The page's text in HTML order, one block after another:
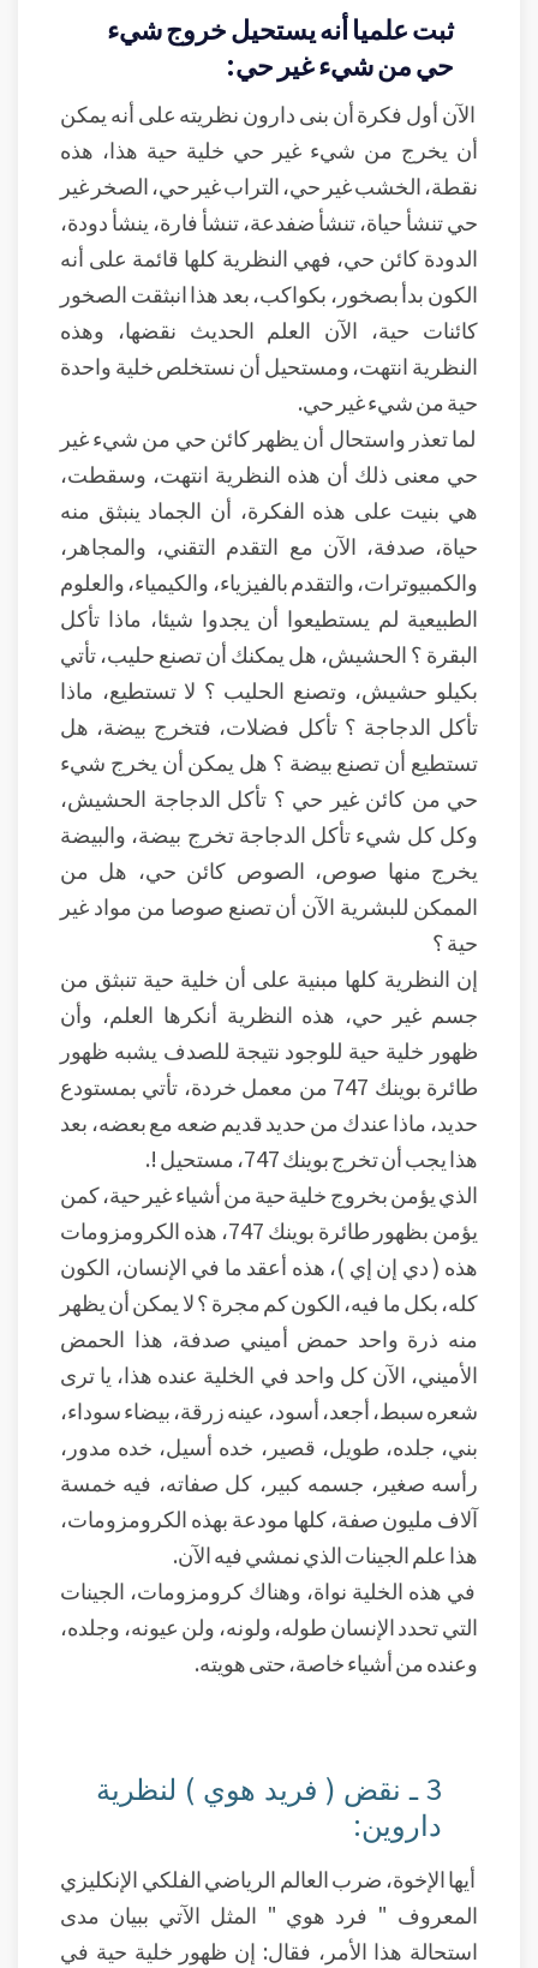
ثبت علميا أنه يستحيل خروج شيء
حي من شيء غير حي:
الآن أول فكرة أن بنى دارون نظريته على أنه يمكن
أن يخرج من شيء غير حي خلية حية هذا، هذه
نقطة، الخشب غير حي، التراب غير حي، الصخر غير
حي تنشأ حياة، تنشأ ضفدعة، تنشأ فارة، ينشأ دودة،
الدودة كائن حي، فهي النظرية كلها قائمة على أنه
الكون بدأ بصخور، بكواكب، بعد هذا انبثقت الصخور
كائنات حية، الآن العلم الحديث نقضها، وهذه
النظرية انتهت، ومستحيل أن نستخلص خلية واحدة
حية من شيء غير حي.
لما تعذر واستحال أن يظهر كائن حي من شيء غير
حي معنى ذلك أن هذه النظرية انتهت، وسقطت،
هي بنيت على هذه الفكرة، أن الجماد ينبثق منه
حياة، صدفة، الآن مع التقدم التقني، والمجاهر،
والكمبيوترات، والتقدم بالفيزياء، والكيمياء، والعلوم
الطبيعية لم يستطيعوا أن يجدوا شيئا، ماذا تأكل
البقرة ؟ الحشيش، هل يمكنك أن تصنع حليب، تأتي
بكيلو حشيش، وتصنع الحليب ؟ لا تستطيع، ماذا
تأكل الدجاجة ؟ تأكل فضلات، فتخرج بيضة، هل
تستطيع أن تصنع بيضة ؟ هل يمكن أن يخرج شيء
حي من كائن غير حي ؟ تأكل الدجاجة الحشيش،
وكل كل شيء تأكل الدجاجة تخرج بيضة، والبيضة
يخرج منها صوص، الصوص كائن حي، هل من
الممكن للبشرية الآن أن تصنع صوصا من مواد غير
حية ؟
إن النظرية كلها مبنية على أن خلية حية تنبثق من
جسم غير حي، هذه النظرية أنكرها العلم، وأن
ظهور خلية حية للوجود نتيجة للصدف يشبه ظهور
طائرة بوينك 747 من معمل خردة، تأتي بمستودع
حديد، ماذا عندك من حديد قديم ضعه مع بعضه، بعد
هذا يجب أن تخرج بوينك 747، مستحيل !.
الذي يؤمن بخروج خلية حية من أشياء غير حية، كمن
يؤمن بظهور طائرة بوينك 747، هذه الكرومزومات
هذه ( دي إن إي )، هذه أعقد ما في الإنسان، الكون
كله، بكل ما فيه، الكون كم مجرة ؟ لا يمكن أن يظهر
منه ذرة واحد حمض أميني صدفة، هذا الحمض
الأميني، الآن كل واحد في الخلية عنده هذا، يا ترى
شعره سبط، أجعد، أسود، عينه زرقة، بيضاء سوداء،
بني، جلده، طويل، قصير، خده أسيل، خده مدور،
رأسه صغير، جسمه كبير، كل صفاته، فيه خمسة
آلاف مليون صفة، كلها مودعة بهذه الكرومزومات،
هذا علم الجينات الذي نمشي فيه الآن.
في هذه الخلية نواة، وهناك كرومزومات، الجينات
التي تحدد الإنسان طوله، ولونه، ولن عيونه، وجلده،
وعنده من أشياء خاصة، حتى هويته.
3 ـ نقض ( فريد هوي ) لنظرية
داروين:
أيها الإخوة، ضرب العالم الرياضي الفلكي الإنكليزي
المعروف " فرد هوي " المثل الآتي ببيان مدى
استحالة هذا الأمر، فقال: إن ظهور خلية حية في